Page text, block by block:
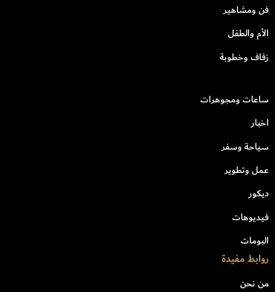
فن ومشاهير
الأم والطفل
زفاف وخطوبة
ساعات ومجوهرات
اخبار
سياحة وسفر
عمل وتطوير
ديكور
فيديوهات
البومات
روابط مفيدة
من نحن